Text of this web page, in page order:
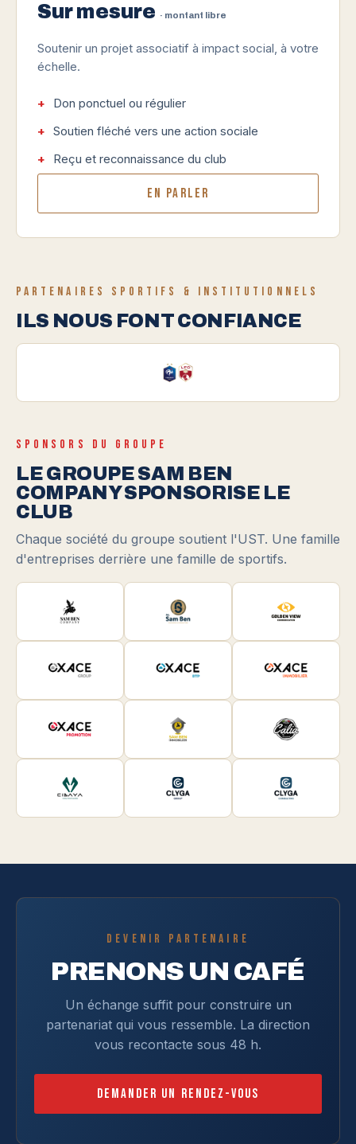
Sur mesure · montant libre
Soutenir un projet associatif à impact social, à votre
échelle.
Don ponctuel ou régulier
Soutien fléché vers une action sociale
Reçu et reconnaissance du club
En parler
PARTENAIRES SPORTIFS & INSTITUTIONNELS
ILS NOUS FONT CONFIANCE
SPONSORS DU GROUPE
LE GROUPE SAM BEN
COMPANY SPONSORISE LE
CLUB
Chaque société du groupe soutient l'UST. Une famille
d'entreprises derrière une famille de sportifs.
DEVENIR PARTENAIRE
PRENONS UN CAFÉ
Un échange suffit pour construire un
partenariat qui vous ressemble. La direction
vous recontacte sous 48 h.
Demander un rendez-vous